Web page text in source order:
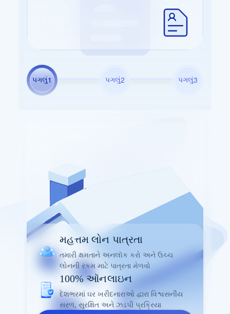
પગલું1 પગલું2 પગલું3
મહત્તમ લોન પાત્રતા
તમારી ક્ષમતાને અનલૉક કરો અને ઉચ્ચ
લોનની રકમ માટે પાત્રતા મેળવો
100% ઑનલાઇન
દેશભરમાં ઘર ખરીદનારાઓ દ્વારા વિશ્વસનીય
સરળ, સુરક્ષિત અને ઝડપી પ્રક્રિયા